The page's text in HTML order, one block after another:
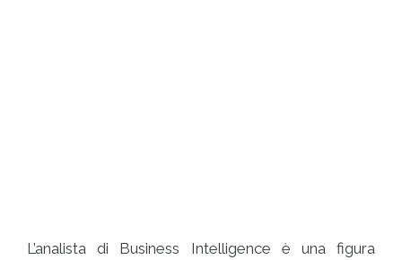
L’analista di Business Intelligence è una figura